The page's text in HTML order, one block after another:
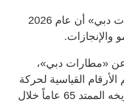
وأكد الرئيس التنفيذي لـ«مطارات دبي» أن عام 2026
والإنجازات.
عن «مطارات دبي»،
القياسية لحركة
المسافرين ربع السنوية في تاريخه الممتد 65 عاماً خلال